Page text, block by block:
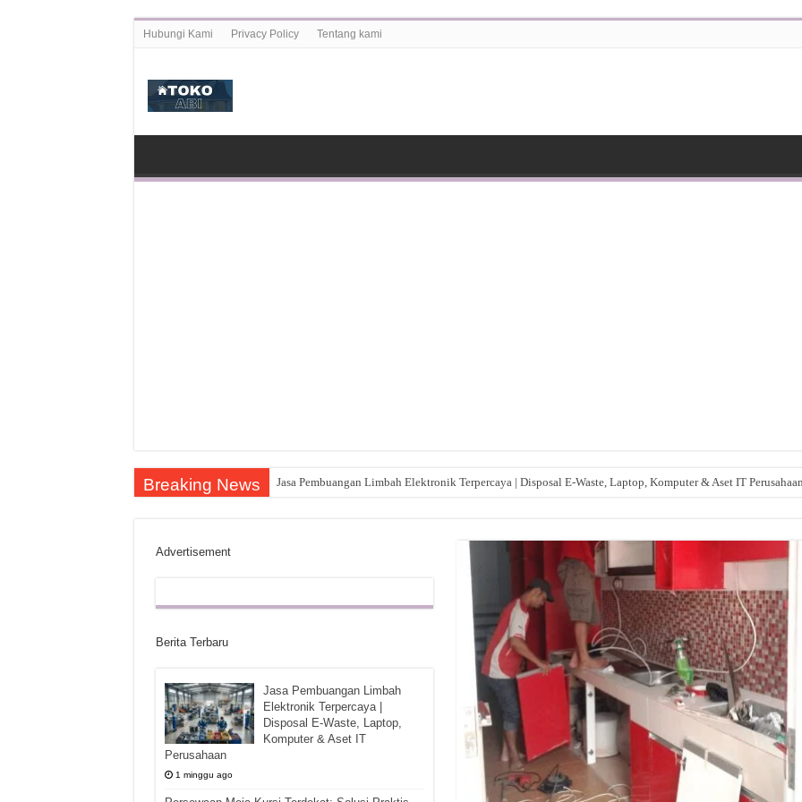
Hubungi Kami Privacy Policy Tentang kami
Breaking News Jasa Pembuangan Limbah Elektronik Terpercaya | Disposal E-Waste, Laptop, Komputer & Aset IT
Advertisement
Berita Terbaru
Jasa Pembuangan Limbah
Elektronik Terpercaya |
Disposal E-Waste, Laptop,
Komputer & Aset IT
Perusahaan
1 minggu ago